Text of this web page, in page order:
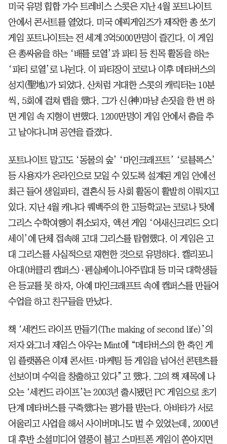
미국 유명 힙합 가수 트레비스 스콧은 지난 4월 포트나이트
안에서 콘서트를 열었다. 미국 에픽게임즈가 제작한 총 쏘기
게임 포트나이트는 전 세계 3억5000만명이 즐긴다. 이 게임
은 총싸움을 하는 ‘배틀 로열’과 파티 등 친목 활동을 하는
‘파티 로열’로 나뉜다. 이 파티장이 코로나 이후 메타버스의
성지(聖地)가 되었다. 산처럼 거대한 스콧의 캐릭터는 10분
씩, 5회에 걸쳐 랩을 했다. 그가 신(神)마냥 손짓을 한 번 하
면 게임 속 지형이 변했다. 1200만명이 게임 안에서 춤을 추
고 날아다니며 공연을 즐겼다.
포트나이트 말고도 ‘동물의 숲’ ‘마인크래프트’ ‘로블록스’
등 사용자가 온라인으로 모일 수 있도록 설계된 게임 안에선
최근 들어 생일파티, 결혼식 등 사회 활동이 활발히 이뤄지고
있다. 지난 4월 캐나다 퀘백주의 한 고등학교는 코로나 탓에
그리스 수학여행이 취소되자, 액션 게임 ‘어새신크리드 오디
세이’에 단체 접속해 고대 그리스를 탐험했다. 이 게임은 고
대 그리스를 사실적으로 재현한 것으로 유명하다. 캘리포니
아대(버클리 캠퍼스)·펜실베이니아주립대 등 미국 대학생들
은 등교를 못 하자, 아예 마인크래프트 속에 캠퍼스를 만들어
수업을 하고 친구들을 만났다.
책 ‘세컨드 라이프 만들기(The making of second life)’의
저자 와그너 제임스 아우는 Mint에 “메타버스의 한 축인 게
임 플랫폼은 이제 콘서트·마케팅 등 게임을 넘어선 콘텐츠를
선보이며 수익을 창출하고 있다”고 했다. 그의 책 제목에 나
오는 ‘세컨드 라이프’는 2003년 출시됐던 PC 게임으로 초기
단계 메타버스를 구축했다는 평가를 받는다. 아바타가 서로
어울리고 사업을 해서 사이버머니도 벌 수 있었는데, 2000년
대 후반 소셜미디어 열풍이 불고 스마트폰 게임이 쏟아지면